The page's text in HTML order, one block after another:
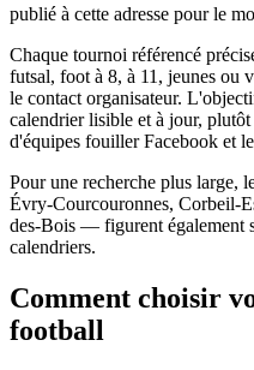
publié à cette adresse pour le
Chaque tournoi référencé
futsal, foot à 8, à 11, jeunes ou
le contact organisateur.
calendrier lisible et à jour, plutôt
d'équipes fouiller Facebook et
Pour une recherche plus large,
Évry-Courcouronnes, Corbeil-
des-Bois — figurent également
calendriers.
Comment choisir
football